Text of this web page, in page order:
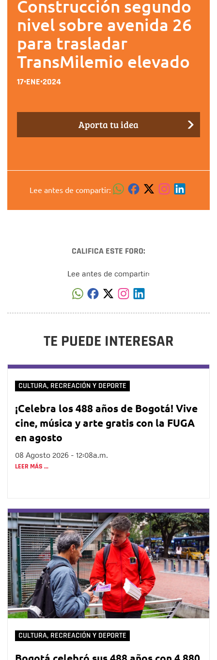
Construcción segundo
nivel sobre avenida 26
para trasladar
TransMilemio elevado
17•ENE•2024
Aporta tu idea
Lee antes de compartir:
CALIFICA ESTE FORO:
Lee antes de compartir:
TE PUEDE INTERESAR
CULTURA, RECREACIÓN Y DEPORTE
¡Celebra los 488 años de Bogotá! Vive
cine, música y arte gratis con la FUGA
en agosto
08 Agosto 2026 - 12:08a.m.
LEER MÁS ...
CULTURA, RECREACIÓN Y DEPORTE